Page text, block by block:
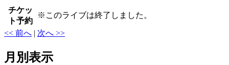
チケッ
ト予約
※ このライブは終了しました。
<< 前へ | 次へ >>
月別表示